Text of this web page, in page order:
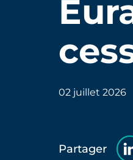
02 juillet 2026
Partager